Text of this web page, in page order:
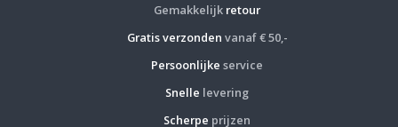
Gemakkelijk retour
Gratis verzonden vanaf € 50,-
Persoonlijke service
Snelle levering
Scherpe prijzen